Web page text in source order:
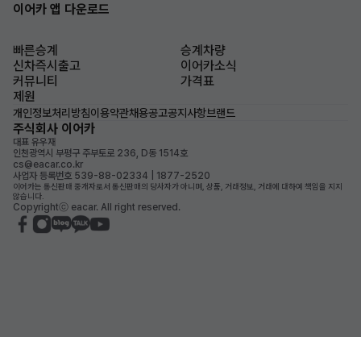
이어카 앱 다운로드
빠른승계
승계차량
신차즉시출고
이어카소식
커뮤니티
가격표
제원
개인정보처리방침이용약관채용공고공지사항브랜드
주식회사 이어카
대표 유우재
인천광역시 부평구 주부토로 236, D동 1514호
cs@eacar.co.kr
사업자 등록번호 539-88-02334 | 1877-2520
이어카는 통신판매 중개자로서 통신판매의 당사자가 아니며, 상품, 거래정보, 거래에 대하여 책임을 지지
않습니다.
Copyrightⓒ eacar. All right reserved.